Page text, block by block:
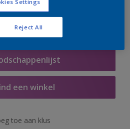
een winkel
toe aan klus
Settings
Reject All